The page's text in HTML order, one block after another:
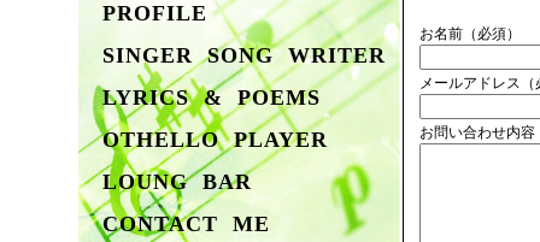
PROFILE
SINGER SONG WRITER
LYRICS & POEMS
OTHELLO PLAYER
LOUNG BAR
CONTACT ME
お名前（必須）
メールアドレス（
お問い合わせ内容